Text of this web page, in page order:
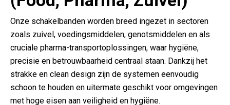
Onze schakelbanden worden breed ingezet in sectoren
zoals zuivel, voedingsmiddelen, genotsmiddelen en als
cruciale pharma-transportoplossingen, waar hygiëne,
precisie en betrouwbaarheid centraal staan. Dankzij het
strakke en clean design zijn de systemen eenvoudig
schoon te houden en uitermate geschikt voor omgevingen
met hoge eisen aan veiligheid en hygiëne.